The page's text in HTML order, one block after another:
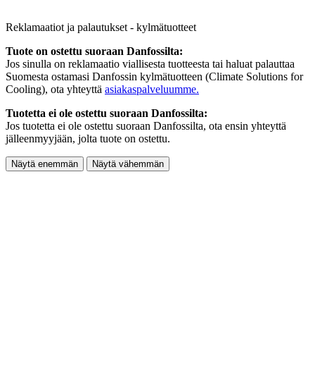
Reklamaatiot ja palautukset - kylmätuotteet
Tuote on ostettu suoraan Danfossilta:
Jos sinulla on reklamaatio viallisesta tuotteesta tai haluat palauttaa
Suomesta ostamasi Danfossin kylmätuotteen (Climate Solutions for
Cooling), ota yhteyttä asiakaspalveluumme.
Tuotetta ei ole ostettu suoraan Danfossilta:
Jos tuotetta ei ole ostettu suoraan Danfossilta, ota ensin yhteyttä
jälleenmyyjään, jolta tuote on ostettu.
Näytä enemmän Näytä vähemmän